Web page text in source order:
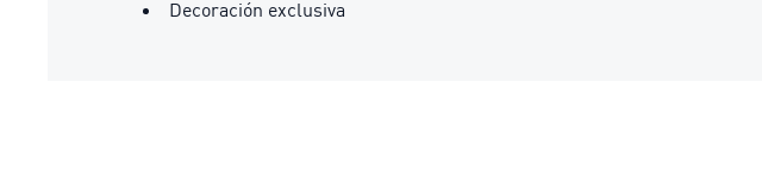
Decoración exclusiva